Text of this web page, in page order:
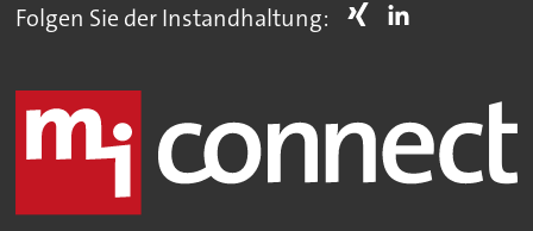
Folgen Sie der Instandhaltung: